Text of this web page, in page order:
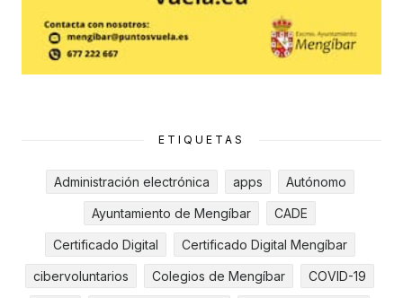
ETIQUETAS
Administración electrónica apps Autónomo
Ayuntamiento de Mengíbar CADE
Certificado Digital Certificado Digital Mengíbar
cibervoluntarios Colegios de Mengíbar COVID-19